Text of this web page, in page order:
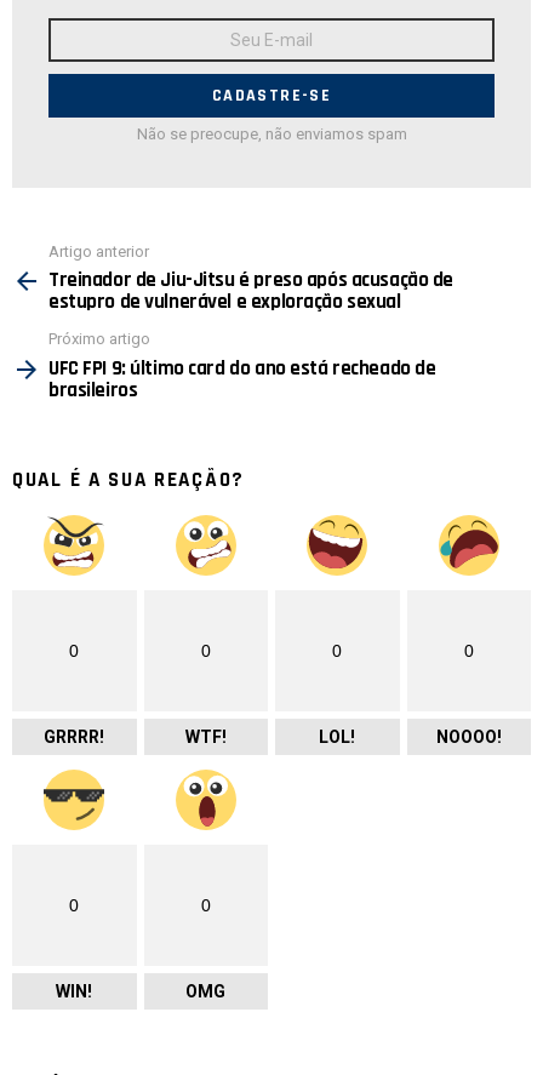
E-
Não se preocupe, não enviamos spam
mais
Artigo anterior
Treinador de Jiu-Jitsu é preso após acusação de
estupro de vulnerável e exploração sexual
Próximo artigo
UFC FPI 9: último card do ano está recheado de
brasileiros
QUAL É A SUA REAÇÃO?
0
GRRRR!
0
WTF!
0
LOL!
0
NOOOO!
0
WIN!
0
OMG